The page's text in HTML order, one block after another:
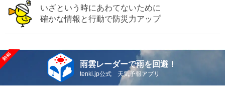
いざという時にあわてないために
確かな情報と行動で防災力アップ
雨雲レーダーで雨を回避！
tenki.jp公式 天気予報アプリ